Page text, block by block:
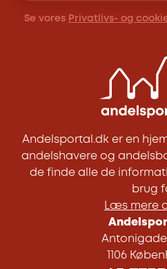
Se vores Privatlivs- og
Andelsportal.dk er en
andelshavere og
de finde alle de
brug
Læs mere
Antonigade
1106